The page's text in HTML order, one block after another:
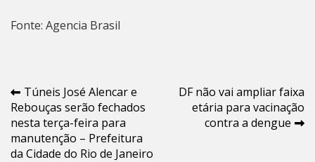
Fonte: Agencia Brasil
Navegação
de
Post
Túneis José Alencar e
Rebouças serão fechados
nesta terça-feira para
manutenção – Prefeitura
da Cidade do Rio de Janeiro
DF não vai ampliar faixa
etária para vacinação
contra a dengue